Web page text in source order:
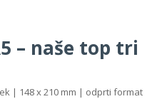
– naše top tri
| 148 x 210 mm | odprti format